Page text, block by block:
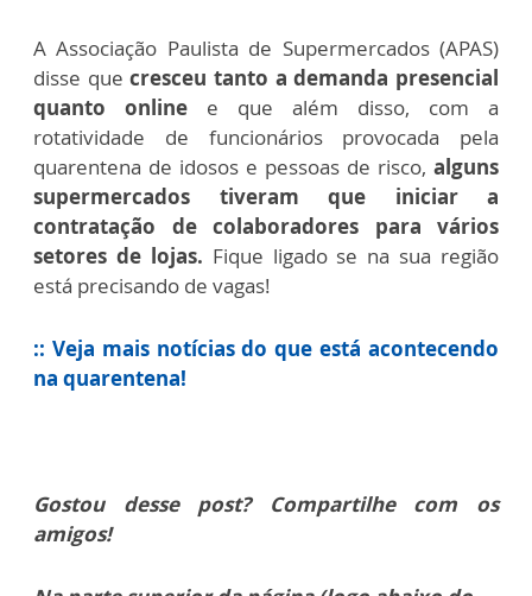
A Associação Paulista de Supermercados (APAS)
disse quecresceu tanto a demanda presencial
quanto online e que além disso, com a
rotatividade de funcionários provocada pela
quarentena de idosos e pessoas de risco, alguns
supermercados tiveram que iniciar a
contratação de colaboradores para vários
setores de lojas. Fique ligado se na sua região
está precisando de vagas!
:: Veja mais notícias do que está acontecendo
na quarentena!
Gostou desse post? Compartilhe com os
amigos!